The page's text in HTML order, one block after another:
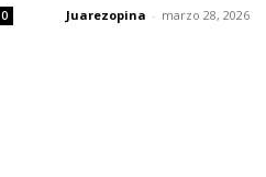
0 Juarezopina - marzo 28, 2026